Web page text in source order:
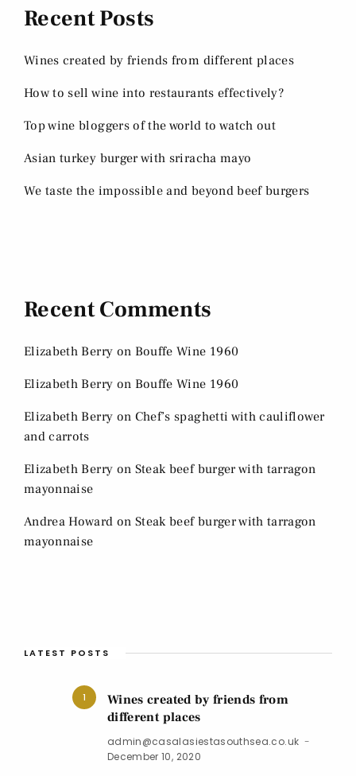
Recent Posts
Wines created by friends from different places
How to sell wine into restaurants effectively?
Top wine bloggers of the world to watch out
Asian turkey burger with sriracha mayo
We taste the impossible and beyond beef burgers
Recent Comments
Elizabeth Berry on Bouffe Wine 1960
Elizabeth Berry on Bouffe Wine 1960
Elizabeth Berry on Chef’s spaghetti with cauliflower
and carrots
Elizabeth Berry on Steak beef burger with tarragon
mayonnaise
Andrea Howard on Steak beef burger with tarragon
mayonnaise
LATEST POSTS
1
Wines created by friends from
different places
admin@casalasiestasouthsea.co.uk
December 10, 2020